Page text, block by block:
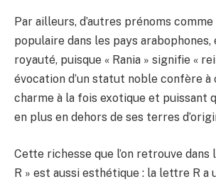
Par ailleurs, d’autres prénoms comme
populaire dans les pays arabophones,
royauté, puisque « Rania » signifie «
évocation d’un statut noble confère à
charme à la fois exotique et puissant
en plus en dehors de ses terres
Cette richesse que l’on retrouve dans
R » est aussi esthétique : la lettre R a